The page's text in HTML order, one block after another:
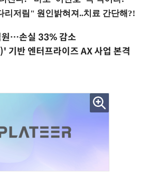
원…손실 33% 감소
기반 엔터프라이즈 AX 사업 본격